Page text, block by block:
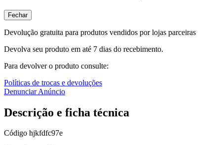
Fechar
Devolução gratuita para produtos vendidos por lojas parceiras
Devolva seu produto em até 7 dias do recebimento.
Para devolver o produto consulte:
Políticas de trocas e devoluções
Denunciar Anúncio
Descrição e ficha técnica
Código hjkfdfc97e